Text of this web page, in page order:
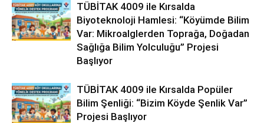
TÜBİTAK 4009 ile Kırsalda
Biyoteknoloji Hamlesi: “Köyümde Bilim
Var: Mikroalglerden Toprağa, Doğadan
Sağlığa Bilim Yolculuğu” Projesi
Başlıyor
TÜBİTAK 4009 ile Kırsalda Popüler
Bilim Şenliği: “Bizim Köyde Şenlik Var”
Projesi Başlıyor